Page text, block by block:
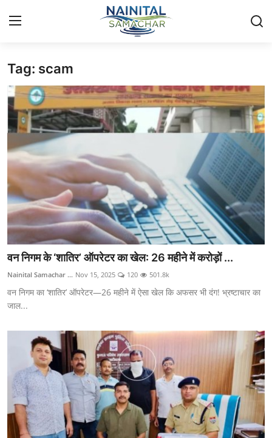
Login
Home
🏔️ स्थानीय समाचार
🗳️ राजनीति
🏞️ पर्यटन और संस्कृति
🌍 अंतर्राष्ट्रीय समाचार
💼 व्यापार और अर्थव्यवस्था
Tag: scam
वन निगम के ‘शातिर’ ऑपरेटर का खेल: 26 महीने में करोड़ों ...
Nainital Samachar ... Nov 15, 2025 120 501.8k
वन निगम का ‘शातिर’ ऑपरेटर—26 महीने में ऐसा खेल कि अफसर भी दंग! भ्रष्टाचार का
जाल...